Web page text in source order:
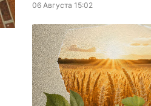
06 Августа 15:02